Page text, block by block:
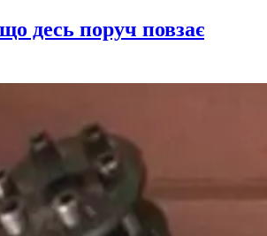
десь поруч повзає